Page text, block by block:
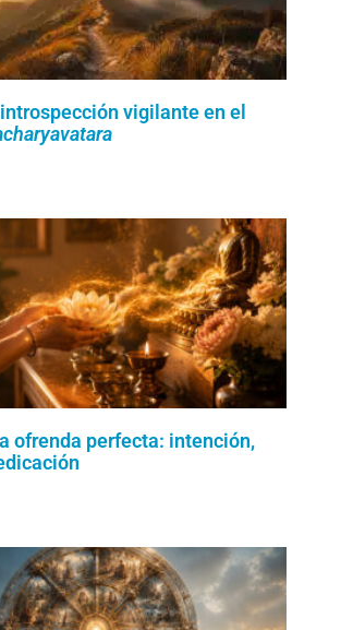
vigilante en el
ofrenda perfecta: intención,